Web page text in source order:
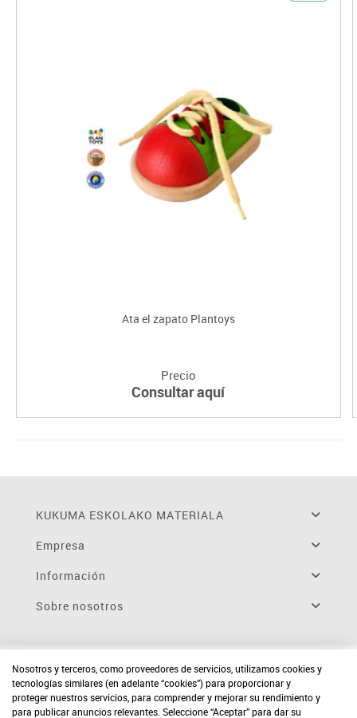
Ata el zapato Plantoys
Precio
Consultar aquí
KUKUMA ESKOLAKO MATERIALA
Empresa
Información
Sobre nosotros
Nosotros y terceros, como proveedores de servicios, utilizamos cookies y
tecnologías similares (en adelante “cookies”) para proporcionar y
proteger nuestros servicios, para comprender y mejorar su rendimiento y
para publicar anuncios relevantes. Seleccione “Aceptar” para dar su